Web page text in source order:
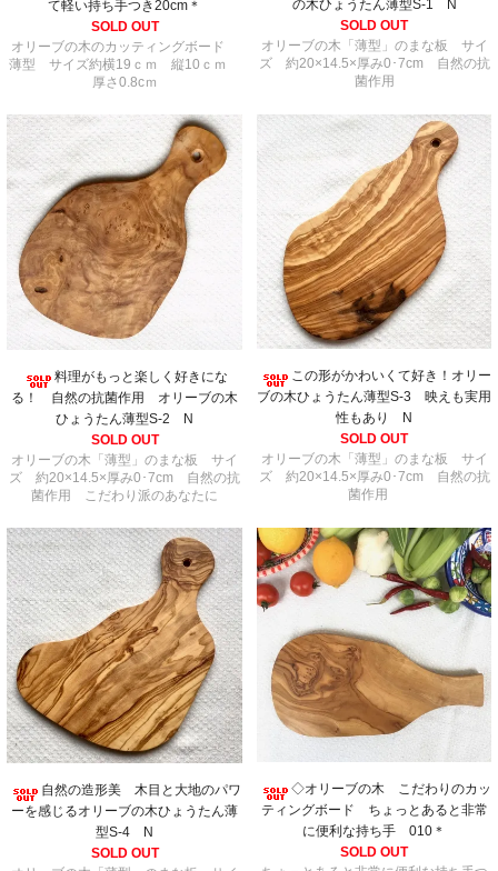
て軽い持ち手つき20cm＊
SOLD OUT
オリーブの木のカッティングボード
薄型 サイズ約横19ｃｍ 縦10ｃｍ
厚さ0.8cｍ
の木ひょうたん薄型S-1 N
SOLD OUT
オリーブの木「薄型」のまな板 サイ
ズ 約20×14.5×厚み0･7cm 自然の抗
菌作用
料理がもっと楽しく好きにな
る！ 自然の抗菌作用 オリーブの木
ひょうたん薄型S-2 N
SOLD OUT
オリーブの木「薄型」のまな板 サイ
ズ 約20×14.5×厚み0･7cm 自然の抗
菌作用 こだわり派のあなたに
この形がかわいくて好き！オリー
ブの木ひょうたん薄型S-3 映えも実用
性もあり N
SOLD OUT
オリーブの木「薄型」のまな板 サイ
ズ 約20×14.5×厚み0･7cm 自然の抗
菌作用
自然の造形美 木目と大地のパワ
ーを感じるオリーブの木ひょうたん薄
型S-4 N
SOLD OUT
◇オリーブの木 こだわりのカッ
ティングボード ちょっとあると非常
に便利な持ち手 010＊
SOLD OUT